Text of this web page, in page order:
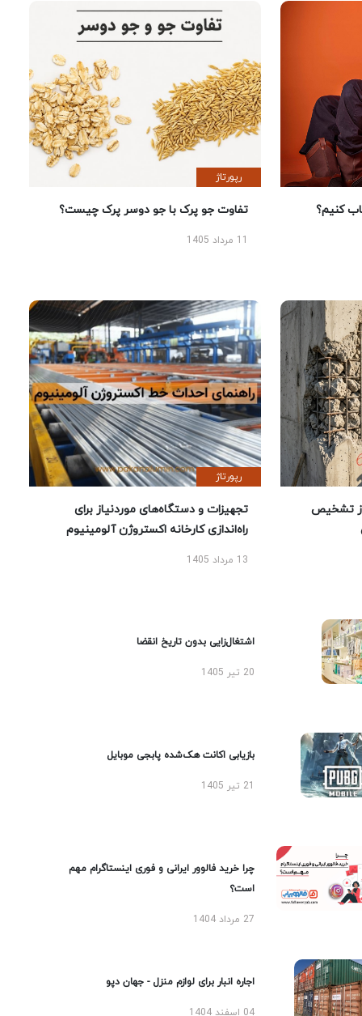
کنیم؟
رپورتاژ
تفاوت جو پرک با جو دوسر پرک چیست؟
تشخیص
رپورتاژ
تجهیزات و دستگاه‌های موردنیاز برای
راه‌اندازی کارخانه اکستروژن آلومینیوم
13 مرداد 1405
اشتغال‌زایی بدون تاریخ انقضا
20 تیر 1405
بازیابی اکانت هک‌شده پابجی موبایل
چرا خرید فالوور ایرانی و فوری اینستاگرام مهم
است؟
27 مرداد 1404
اجاره انبار برای لوازم منزل - جهان دپو
04 اسفند 1404